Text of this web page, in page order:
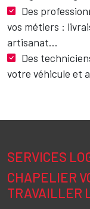
Des
vos métiers :
artisanat…
Des
votre véhicule et
Texte
SERVICES
CHAPELIER
TRAVAILLER